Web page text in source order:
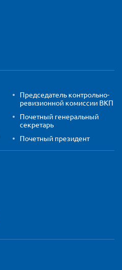
Председатель контрольно-
ревизионной комиссии ВКП
Почетный генеральный
секретарь
Почетный президент